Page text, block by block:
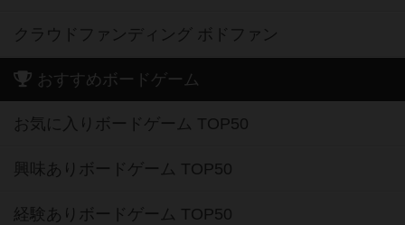
クラウドファンディング ボドファン
おすすめボードゲーム
お気に入りボードゲーム TOP50
興味ありボードゲーム TOP50
経験ありボードゲーム TOP50